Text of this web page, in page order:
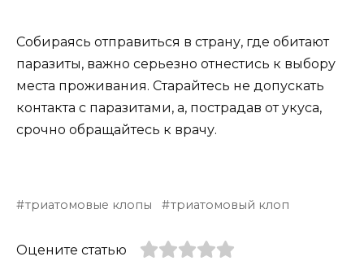
Собираясь отправиться в страну, где обитают
паразиты, важно серьезно отнестись к выбору
места проживания. Старайтесь не допускать
контакта с паразитами, а, пострадав от укуса,
срочно обращайтесь к врачу.
триатомовые клопы триатомовый клоп
Оцените статью